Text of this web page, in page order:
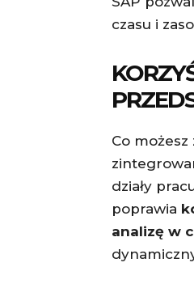
czasu i
Co
działy
poprawia
analizę w